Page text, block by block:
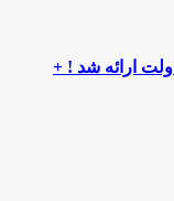
ارائه شد ! +